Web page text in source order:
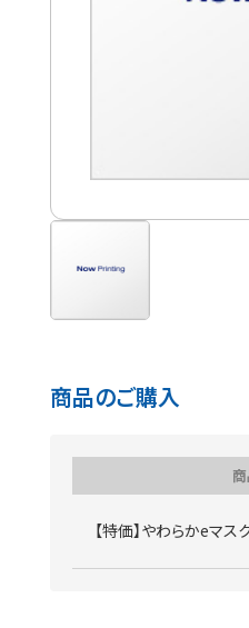
商品のご購入
【特価】やわらかeマ